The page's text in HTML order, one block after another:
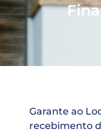
Garante ao
recebimento